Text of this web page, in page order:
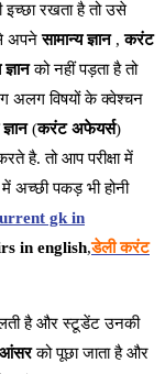
इच्छा रखता है तो उसे
अपनेसामान्य ज्ञान,करंट
ज्ञानको नहीं पड़ता है तो
अलग विषयों के क्वेश्चन
(करंट अफेयर्स)
है. तो आप परीक्षा में
अच्छी पकड़ भी होनी
gk in
in english,डेली करंट
है और स्टूडेंट उनकी
आंसरको पूछा जाता है और